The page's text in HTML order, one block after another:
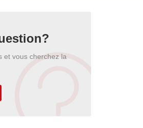
et vous cherchez la